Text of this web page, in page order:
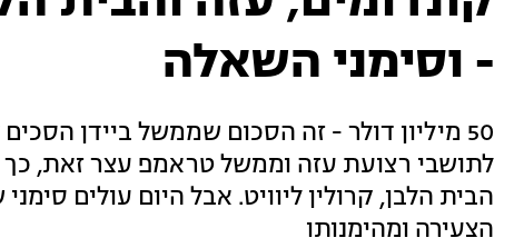
- וסימני השאלה
50 מיליון דולר - זה הסכום שממשל ביידן
לתושבי רצועת עזה וממשל טראמפ עצר זאת,
הבית הלבן, קרולין ליוויט. אבל היום עולים
הצעירה ומהימנותו